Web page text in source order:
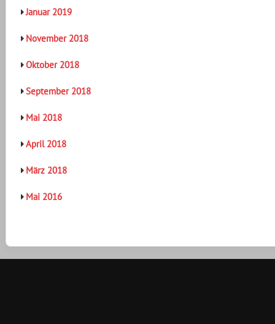
Januar 2019
November 2018
Oktober 2018
September 2018
Mai 2018
April 2018
März 2018
Mai 2016